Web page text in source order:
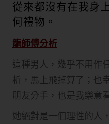
從來都沒有在我身
何禮物。
龍師傅分析
這種男人，幾乎不用作
析，馬上飛掉算了；也
朋友分手，也是我樂意
她絕對是一個理性的人